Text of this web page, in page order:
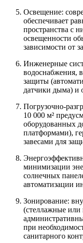
Освещение:
обеспечивает
пространства с
освещенности
зависимости от
Инженерные
водоснабжения,
защиты
датчики дыма) и
Погрузочно-
10 000 м²
оборудованных
платформами),
завесами для
минимизации
солнечных
автоматизации
Зонирование:
(стеллажные или
при
санитарного